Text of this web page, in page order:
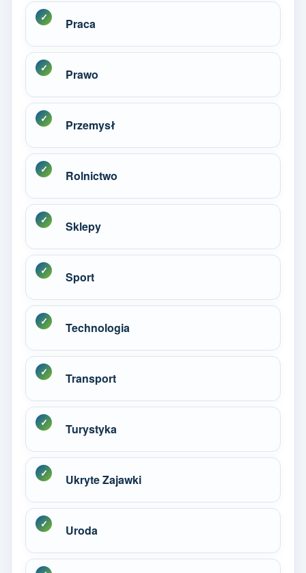
Praca
Prawo
Przemysł
Rolnictwo
Sklepy
Sport
Technologia
Transport
Turystyka
Ukryte Zajawki
Uroda